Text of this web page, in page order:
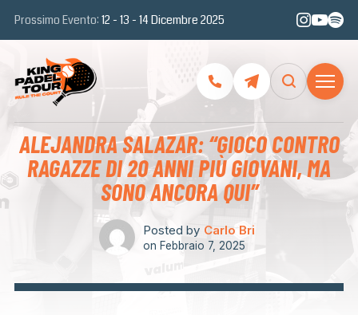
Prossimo Evento: 12 - 13 - 14 Dicembre 2025
ALEJANDRA SALAZAR: “GIOCO CONTRO
RAGAZZE DI 20 ANNI PIÙ GIOVANI, MA
SONO ANCORA QUI”
Posted by Carlo Bri
on Febbraio 7, 2025